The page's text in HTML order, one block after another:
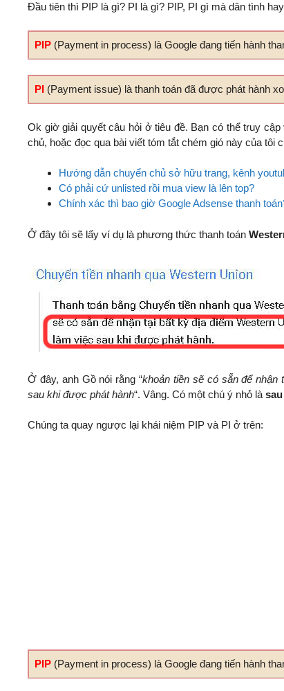
Đầu tiên thì PIP là gì? PI là gì? PIP, PI gì mà dân tình
PIP (Payment in process) là Google đang tiến hành
PI (Payment issue) là thanh toán đã được phát hành
Ok giờ giải quyết câu hỏi ở tiêu đề. Bạn có thể truy cập
chủ, hoặc đọc qua bài viết tóm tắt chém gió này của tôi
Hướng dẫn chuyển chủ sở hữu trang, kênh
Có phải cứ unlisted rồi mua view là lên top?
Chính xác thì bao giờ Google Adsense thanh
Ở đây tôi sẽ lấy ví dụ là phương thức thanh toán
Ở đây, anh Gồ nói rằng “khoản tiền sẽ có sẵn để nhận
sau khi được phát hành“. Vâng. Có một chú ý nhỏ là
Chúng ta quay ngược lại khái niệm PIP và PI ở trên:
PIP (Payment in process) là Google đang tiến hành